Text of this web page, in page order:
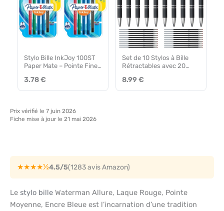
Stylo Bille InkJoy 100ST
Paper Mate – Pointe Fine
3.78 €
Set de 10 Stylos à Bille
Rétractables avec 20
Hengxinchen
8.99 €
Prix vérifié le 7 juin 2026
Fiche mise à jour le 21 mai 2026
★★★★½4.5/5(1283 avis Amazon)
Le stylo bille Waterman Allure, Laque Rouge, Pointe
Moyenne, Encre Bleue est l’incarnation d’une tradition